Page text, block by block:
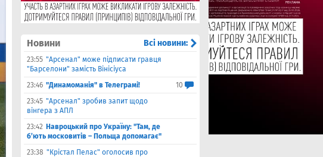
Новини Всі новини:
23:55 "Арсенал" може підписати гравця
"Барселони" замість Вінісіуса
23:46 "Динамоманія" в Телеграмі!
10
23:45 "Арсенал" зробив запит щодо
вінгера з АПЛ
23:42 Навроцький про Україну: "Там, де
б’ють московитів – Польща допомагає"
23:38 "Крістал Пелас" оголосив про